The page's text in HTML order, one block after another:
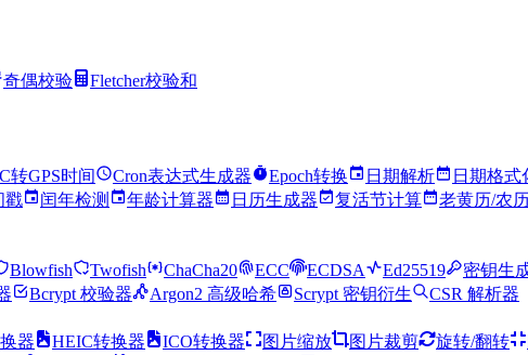
奇偶校验
Fletcher校验和
转GPS时间 Cron表达式生成器 Epoch转换 日期解析 日期格式
戳 闰年检测 年龄计算器 日历生成器 复活节计算 老黄历/农
Blowfish Twofish ChaCha20 ECC ECDSA Ed25519 密钥生
Bcrypt 校验器 Argon2 高级哈希 Scrypt 密钥衍生
CSR 解析器
器 HEIC转换器 ICO转换器 图片缩放 图片裁剪 旋转/翻转